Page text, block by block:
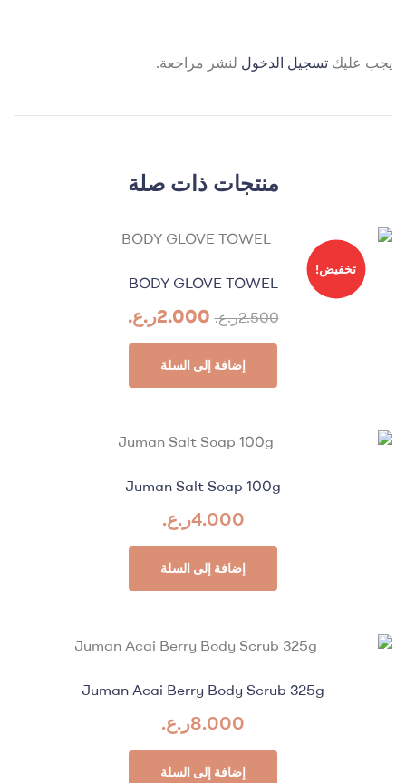
يجب عليك تسجيل الدخول لنشر مراجعة.
منتجات ذات صلة
تخفيض!
BODY GLOVE TOWEL
2.500ر.ع. 2.000ر.ع.
إضافة إلى السلة
Juman Salt Soap 100g
4.000ر.ع.
إضافة إلى السلة
Juman Acai Berry Body Scrub 325g
8.000ر.ع.
إضافة إلى السلة